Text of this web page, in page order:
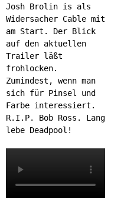
Josh Brolin is als
Widersacher Cable mit
am Start. Der Blick
auf den aktuellen
Trailer läßt
frohlocken.
Zumindest, wenn man
sich für Pinsel und
Farbe interessiert.
R.I.P. Bob Ross. Lang
lebe Deadpool!